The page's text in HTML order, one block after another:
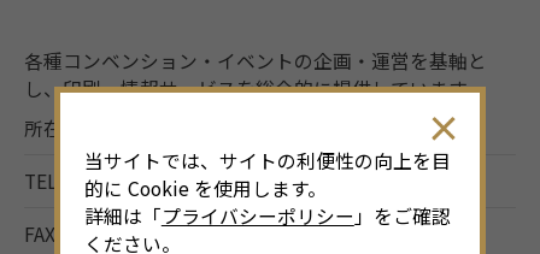
各種コンベンション・イベントの企画・運営を基軸と
し、印刷・情報サービスを総合的に提供しています。
所在地
TEL
052-269-3181
FAX
052-269-3252
当サイトでは、サイトの利便性の向上を目
的に Cookie を使用します。
詳細は「プライバシーポリシー 」をご確認
ください。